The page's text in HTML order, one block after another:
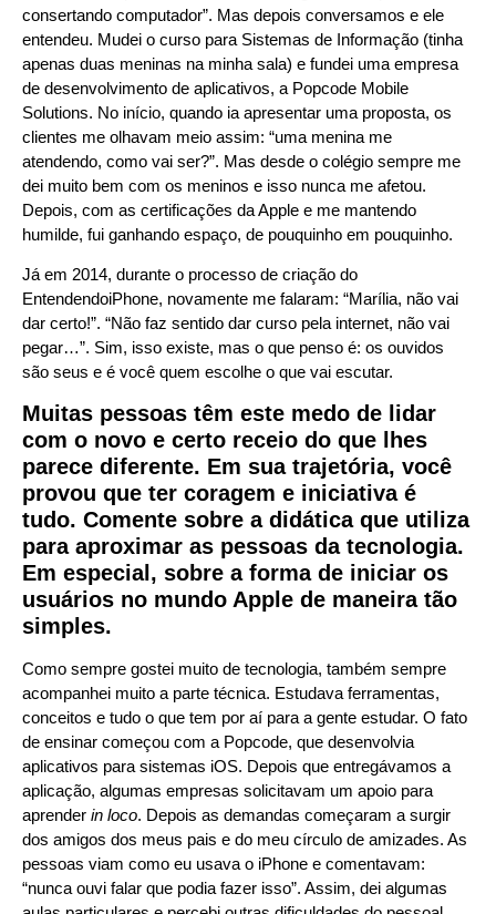
consertando computador”. Mas depois conversamos e ele
entendeu. Mudei o curso para Sistemas de Informação (tinha
apenas duas meninas na minha sala) e fundei uma empresa
de desenvolvimento de aplicativos, a Popcode Mobile
Solutions. No início, quando ia apresentar uma proposta, os
clientes me olhavam meio assim: “uma menina me
atendendo, como vai ser?”. Mas desde o colégio sempre me
dei muito bem com os meninos e isso nunca me afetou.
Depois, com as certificações da Apple e me mantendo
humilde, fui ganhando espaço, de pouquinho em pouquinho.
Já em 2014, durante o processo de criação do
EntendendoiPhone, novamente me falaram: “Marília, não vai
dar certo!”. “Não faz sentido dar curso pela internet, não vai
pegar…”. Sim, isso existe, mas o que penso é: os ouvidos
são seus e é você quem escolhe o que vai escutar.
Muitas pessoas têm este medo de lidar
com o novo e certo receio do que lhes
parece diferente. Em sua trajetória, você
provou que ter coragem e iniciativa é
tudo. Comente sobre a didática que utiliza
para aproximar as pessoas da tecnologia.
Em especial, sobre a forma de iniciar os
usuários no mundo Apple de maneira tão
simples.
Como sempre gostei muito de tecnologia, também sempre
acompanhei muito a parte técnica. Estudava ferramentas,
conceitos e tudo o que tem por aí para a gente estudar. O fato
de ensinar começou com a Popcode, que desenvolvia
aplicativos para sistemas iOS. Depois que entregávamos a
aplicação, algumas empresas solicitavam um apoio para
aprender in loco. Depois as demandas começaram a surgir
dos amigos dos meus pais e do meu círculo de amizades. As
pessoas viam como eu usava o iPhone e comentavam:
“nunca ouvi falar que podia fazer isso”. Assim, dei algumas